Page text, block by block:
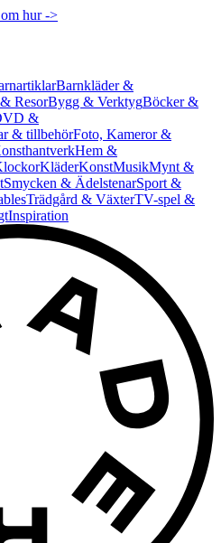
hur ->
Barnkläder &
ResorBygg & VerktygBöcker &
&
& tillbehörFoto, Kameror &
Hem &
KläderKonstMusikMynt &
Smycken & ÄdelstenarSport &
Trädgård & VäxterTV-spel &
Inspiration